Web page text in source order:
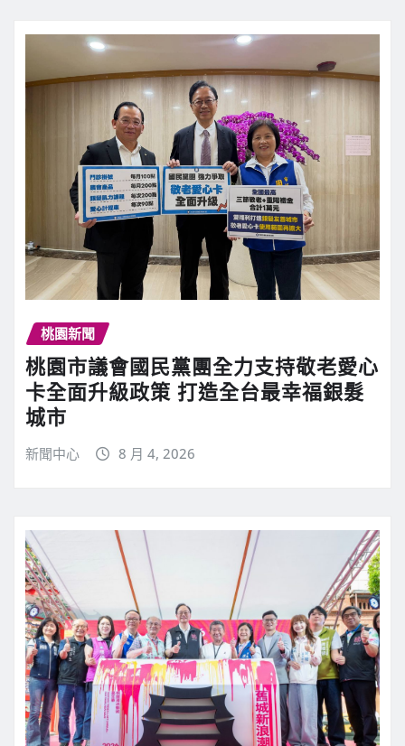
桃園新聞
桃園市議會國民黨團全力支持敬老愛心
卡全面升級政策 打造全台最幸福銀髮
城市
新聞中心 8 月 4, 2026